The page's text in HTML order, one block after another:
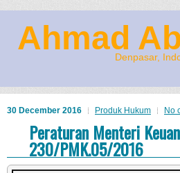
Ahmad
Denpasar,
30 December 2016 Produk Hukum No
Peraturan Menteri
230/PMK.05/2016